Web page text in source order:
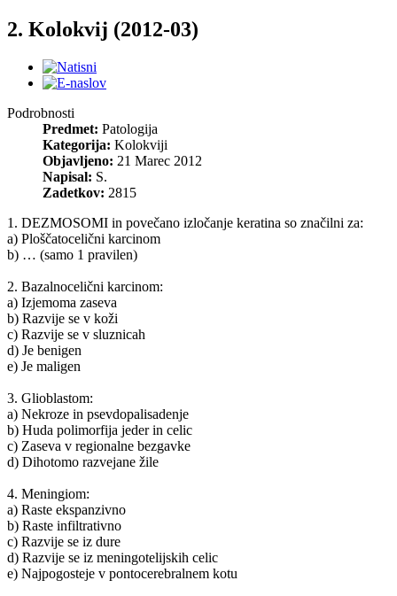
2. Kolokvij (2012-03)
Podrobnosti
Predmet: Patologija
Kategorija: Kolokviji
Objavljeno: 21 Marec 2012
Napisal: S.
Zadetkov: 2815
1. DEZMOSOMI in povečano izločanje keratina so značilni za:
a) Ploščatocelični karcinom
b) … (samo 1 pravilen)
2. Bazalnocelični karcinom:
a) Izjemoma zaseva
b) Razvije se v koži
c) Razvije se v sluznicah
d) Je benigen
e) Je maligen
3. Glioblastom:
a) Nekroze in psevdopalisadenje
b) Huda polimorfija jeder in celic
c) Zaseva v regionalne bezgavke
d) Dihotomo razvejane žile
4. Meningiom:
a) Raste ekspanzivno
b) Raste infiltrativno
c) Razvije se iz dure
d) Razvije se iz meningotelijskih celic
e) Najpogosteje v pontocerebralnem kotu